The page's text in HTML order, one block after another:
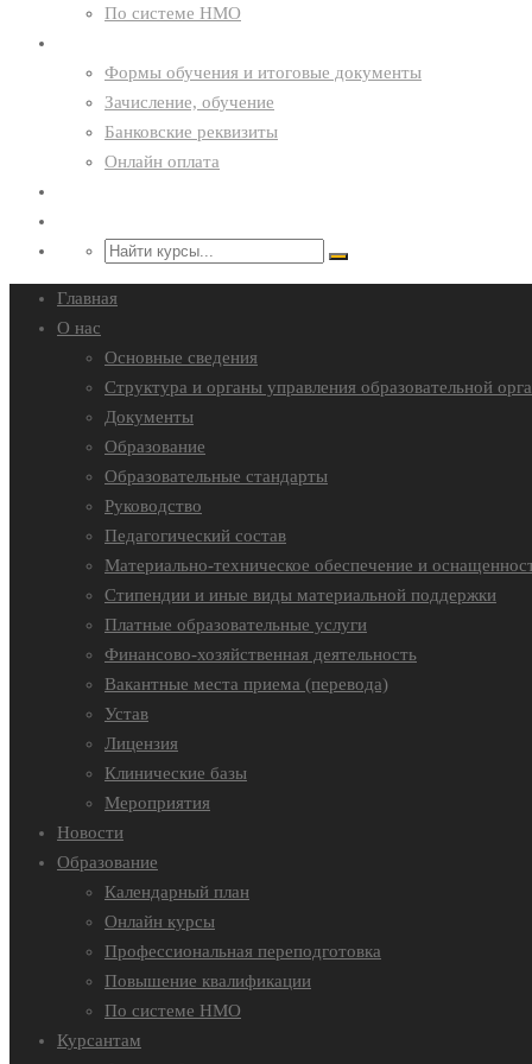
По системе НМО
Формы обучения и итоговые документы
Зачисление, обучение
Банковские реквизиты
Онлайн оплата
Главная
О нас
Основные сведения
Структура и органы управления образовательной
Документы
Образование
Образовательные стандарты
Руководство
Педагогический состав
Материально-техническое обеспечение и
Стипендии и иные виды материальной поддержки
Платные образовательные услуги
Финансово-хозяйственная деятельность
Вакантные места приема (перевода)
Устав
Лицензия
Клинические базы
Мероприятия
Новости
Образование
Календарный план
Онлайн курсы
Профессиональная переподготовка
Повышение квалификации
По системе НМО
Курсантам